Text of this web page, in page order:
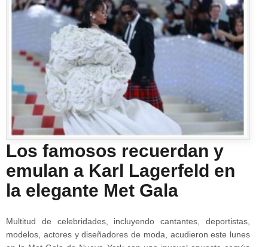
Los famosos recuerdan y
emulan a Karl Lagerfeld en
la elegante Met Gala
Multitud de celebridades, incluyendo cantantes, deportistas,
modelos, actores y diseñadores de moda, acudieron este lunes